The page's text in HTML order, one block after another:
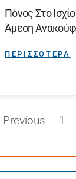
Πόνος Στο
Άμεση
ΠΕΡΙΣΣΟΤΕΡΑ
Previous 1